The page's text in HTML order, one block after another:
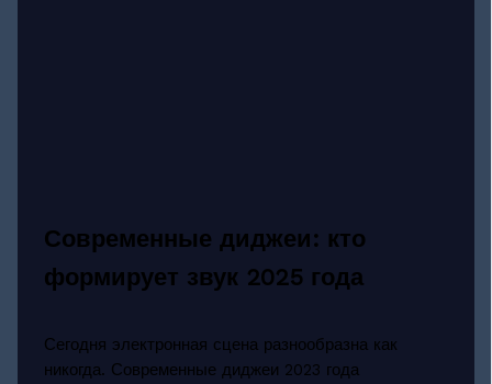
Современные диджеи: кто
формирует звук 2025 года
Сегодня электронная сцена разнообразна как
никогда. Современные диджеи 2023 года